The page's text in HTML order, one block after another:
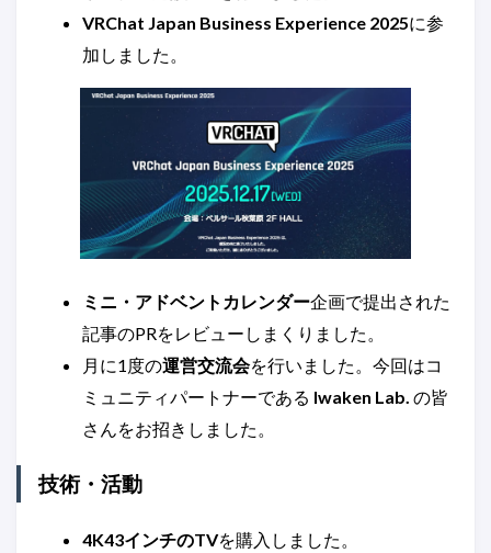
VRChat Japan Business Experience 2025に参
加しました。
ミニ・アドベントカレンダー企画で提出された
記事のPRをレビューしまくりました。
月に1度の運営交流会を行いました。今回はコ
ミュニティパートナーである Iwaken Lab. の皆
さんをお招きしました。
技術・活動
4K43インチのTVを購入しました。